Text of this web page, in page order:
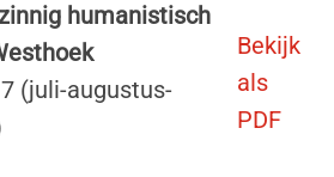
humanistisch
(juli-augustus-
Bekijk
als
PDF